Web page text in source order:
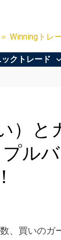
Winningトレ
クトレード
）と
ル
、買いのガ